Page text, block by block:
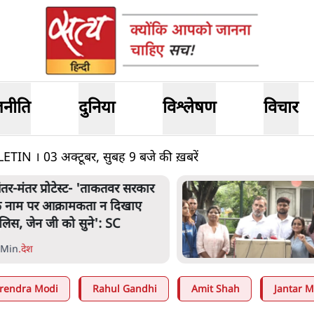
दुनिया विश्लेषण विचार
। 03 अक्टूबर, सुबह 9 बजे की ख़बरें
मंतर प्रोटेस्ट: 'युवाओं को
किया जा रहा है, पर मोदी-
में बोलने की हिम्मत नहीं'- राहुल
Min.देश
Modi Rahul Gandhi Amit Shah Jantar